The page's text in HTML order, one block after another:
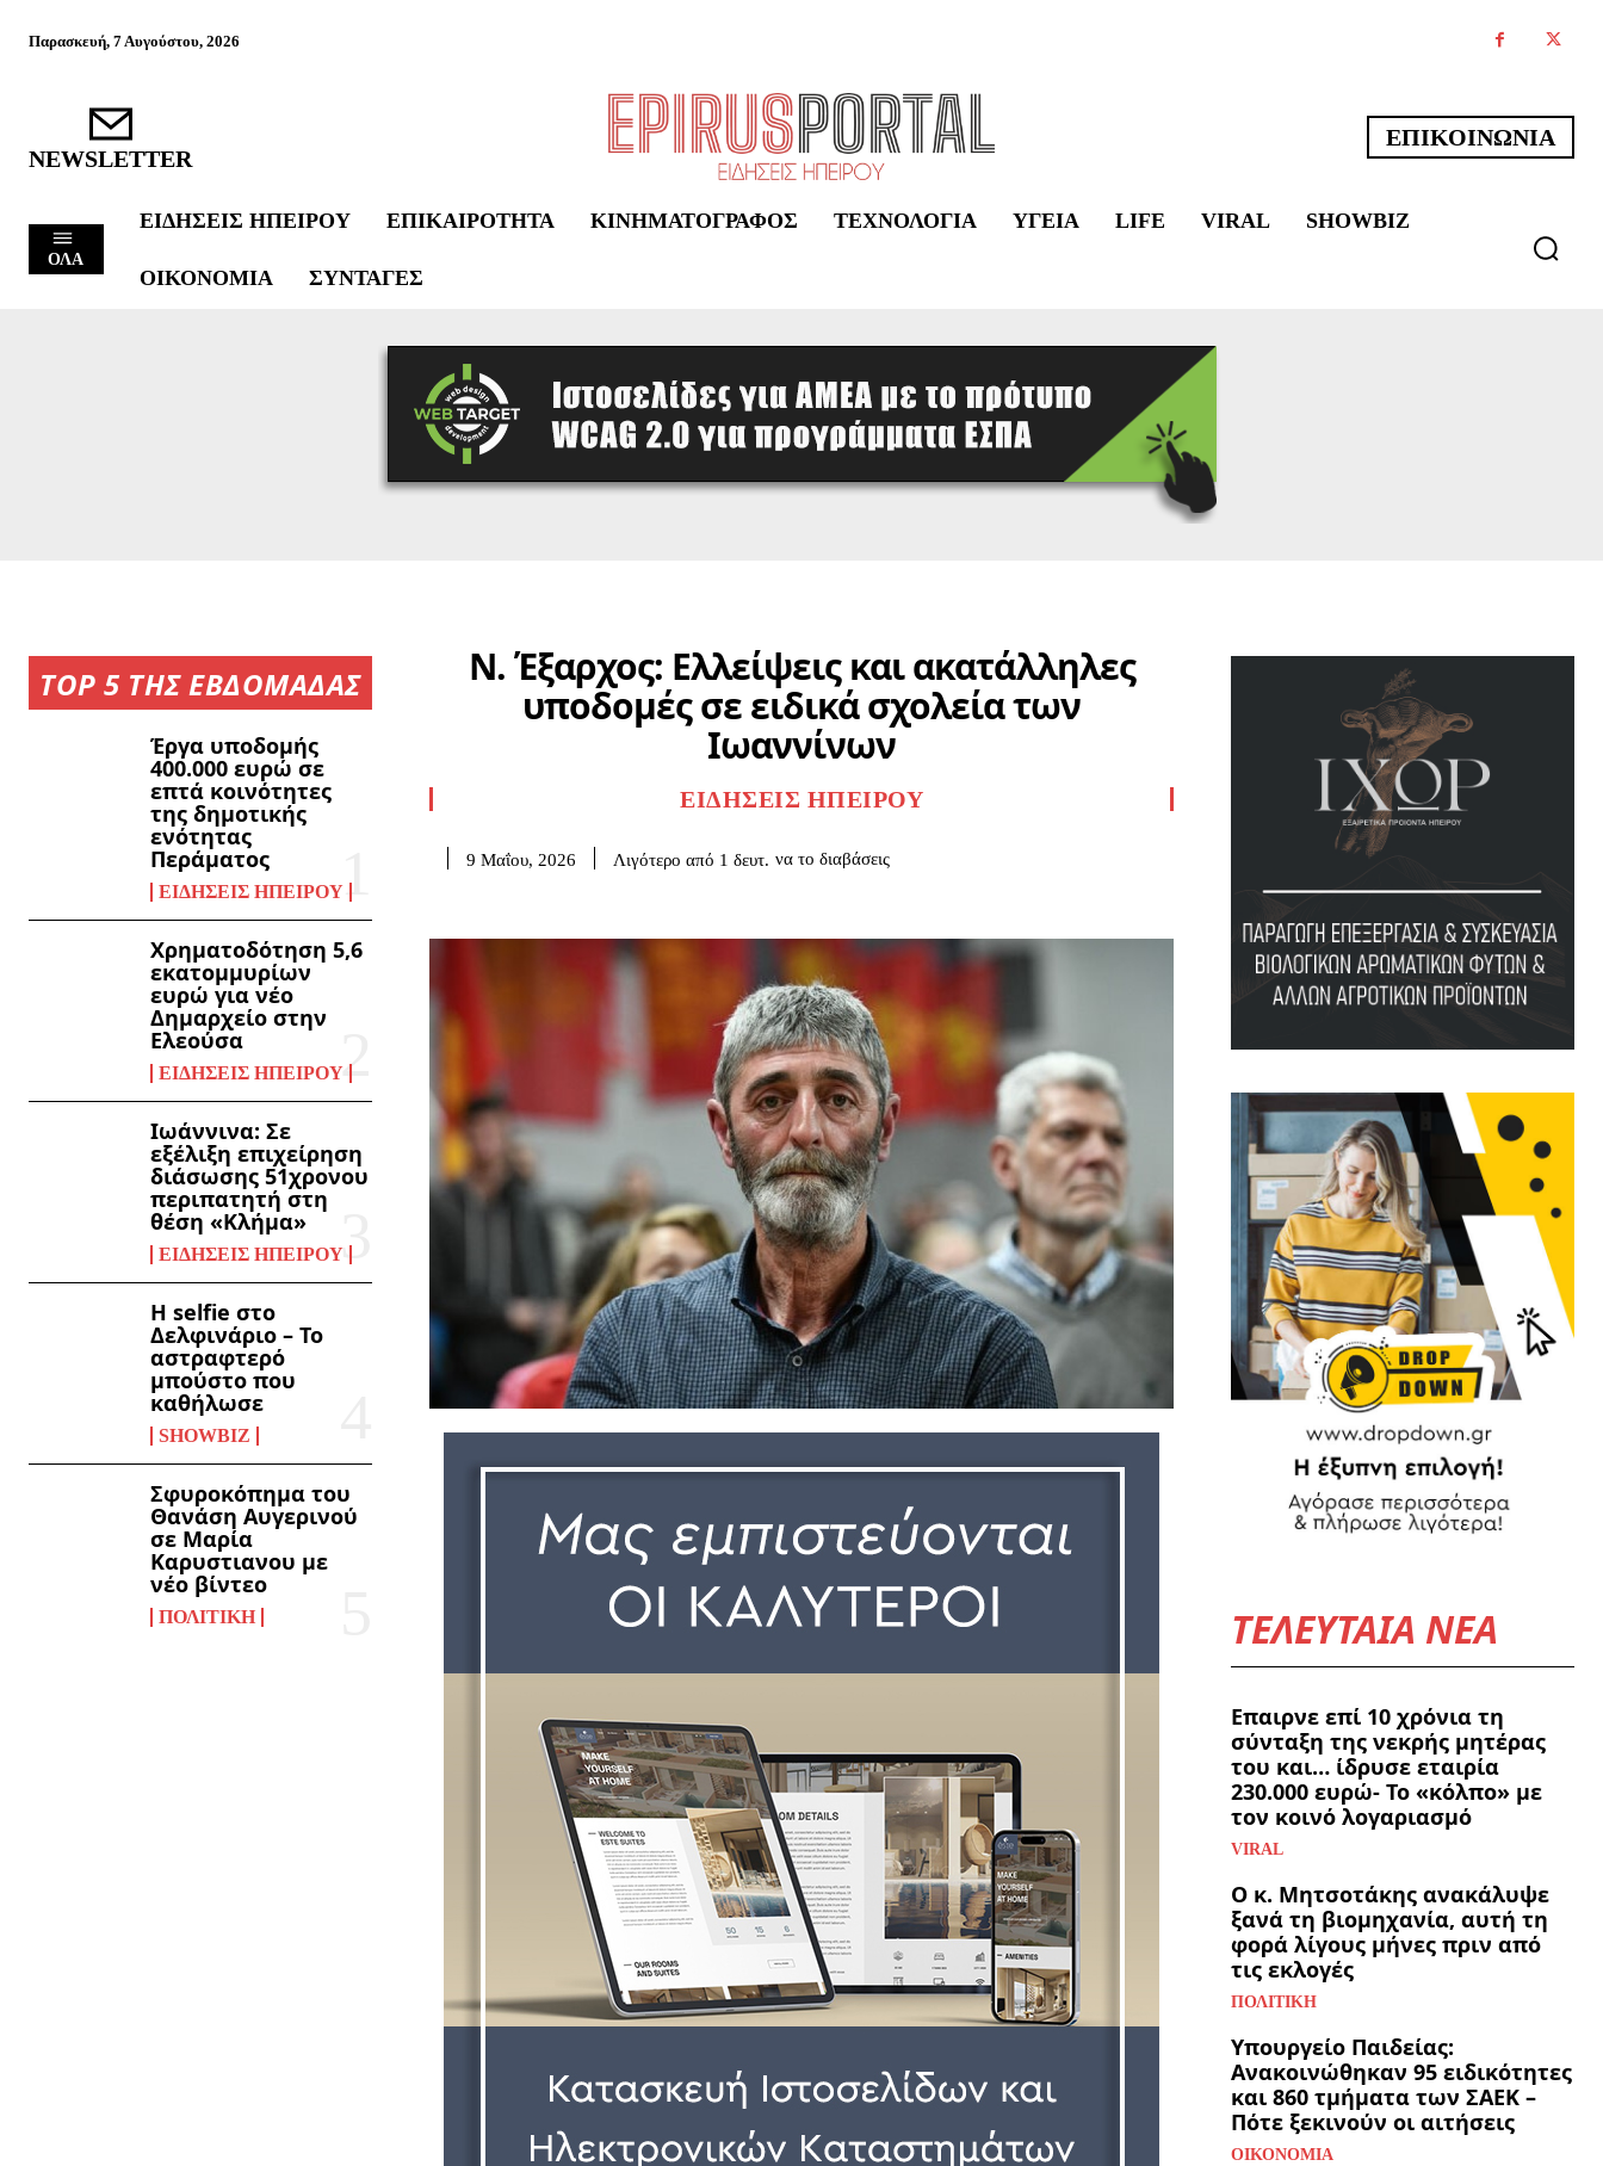
Παρασκευή, 7 Αυγούστου, 2026
NEWSLETTER
ΕΠΙΚΟΙΝΩΝΙΑ
ΟΛΑ
ΕΙΔΉΣΕΙΣ ΗΠΕΊΡΟΥ ΕΠΙΚΑΙΡΌΤΗΤΑ ΚΙΝΗΜΑΤΟΓΡΆΦΟΣ ΤΕΧΝΟΛΟΓΊΑ ΥΓΕΊΑ LIFE VIRAL SHOWBIZ
ΟΙΚΟΝΟΜΊΑ ΣΥΝΤΑΓΈΣ
TOP 5 ΤΗΣ ΕΒΔΟΜΑΔΑΣ
Έργα υποδομής
400.000 ευρώ σε
επτά κοινότητες
της δημοτικής
ενότητας
Περάματος
ΕΙΔΉΣΕΙΣ ΗΠΕΊΡΟΥ
Χρηματοδότηση 5,6
εκατομμυρίων
ευρώ για νέο
Δημαρχείο στην
Ελεούσα
ΕΙΔΉΣΕΙΣ ΗΠΕΊΡΟΥ
Ιωάννινα: Σε
εξέλιξη επιχείρηση
διάσωσης 51χρονου
περιπατητή στη
θέση «Κλήμα»
ΕΙΔΉΣΕΙΣ ΗΠΕΊΡΟΥ
Η selfie στο
Δελφινάριο – Το
αστραφτερό
μπούστο που
καθήλωσε
SHOWBIZ
Σφυροκόπημα του
Θανάση Αυγερινού
σε Μαρία
Καρυστιανου με
νέο βίντεο
ΠΟΛΙΤΙΚΉ
Ν. Έξαρχος: Ελλείψεις και ακατάλληλες
υποδομές σε ειδικά σχολεία των
Ιωαννίνων
ΕΙΔΉΣΕΙΣ ΗΠΕΊΡΟΥ
9 Μαΐου, 2026 Λιγότερο από 1 δευτ. να το διαβάσεις
ΤΕΛΕΥΤΑΙΑ ΝΕΑ
Επαιρνε επί 10 χρόνια τη
σύνταξη της νεκρής μητέρας
του και… ίδρυσε εταιρία
230.000 ευρώ- Το «κόλπο» με
τον κοινό λογαριασμό
VIRAL
Ο κ. Μητσοτάκης ανακάλυψε
ξανά τη βιομηχανία, αυτή τη
φορά λίγους μήνες πριν από
τις εκλογές
ΠΟΛΙΤΙΚΉ
Υπουργείο Παιδείας:
Ανακοινώθηκαν 95 ειδικότητες
και 860 τμήματα των ΣΑΕΚ –
Πότε ξεκινούν οι αιτήσεις
ΟΙΚΟΝΟΜΊΑ